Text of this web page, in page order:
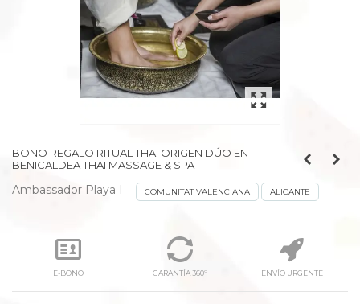
BONO REGALO RITUAL THAI ORIGEN DÚO EN
BENICALDEA THAI MASSAGE & SPA
Ambassador Playa I COMUNITAT VALENCIANA ALICANTE
E-BONO GARANTÍA 360º ENVÍO URGENTE